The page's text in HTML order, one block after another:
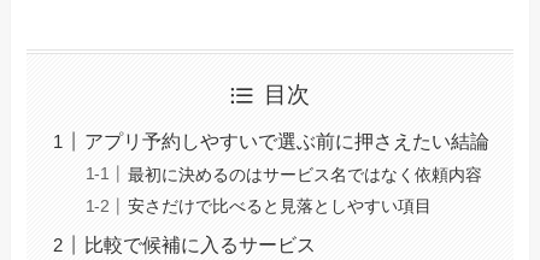
目次
アプリ予約しやすいで選ぶ前に押さえたい結論
最初に決めるのはサービス名ではなく依頼内容
安さだけで比べると見落としやすい項目
比較で候補に入るサービス